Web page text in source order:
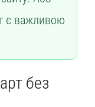
є важливою
без